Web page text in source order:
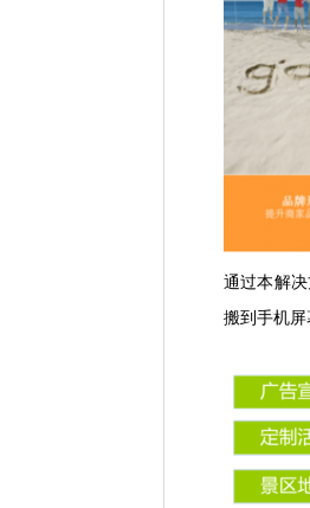
通过本解
搬到手机